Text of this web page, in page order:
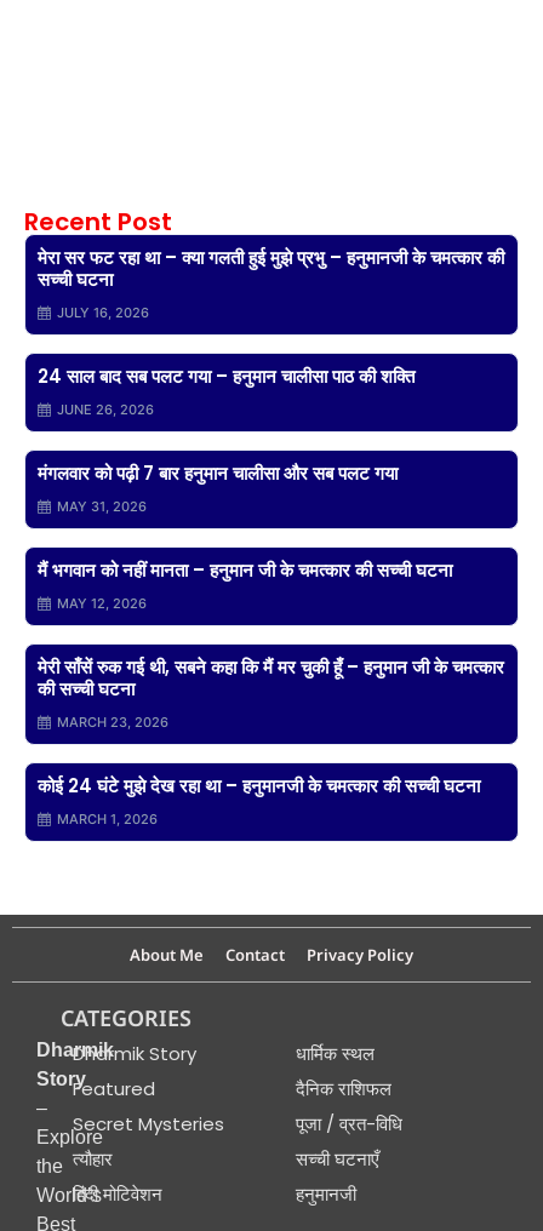
Recent Post
मेरा सर फट रहा था – क्या गलती हुई मुझे प्रभु – हनुमानजी के चमत्कार की
सच्ची घटना
JULY 16, 2026
24 साल बाद सब पलट गया – हनुमान चालीसा पाठ की शक्ति
JUNE 26, 2026
मंगलवार को पढ़ी 7 बार हनुमान चालीसा और सब पलट गया
MAY 31, 2026
मैं भगवान को नहीं मानता – हनुमान जी के चमत्कार की सच्ची घटना
MAY 12, 2026
मेरी साँसें रुक गई थी, सबने कहा कि मैं मर चुकी हूँ – हनुमान जी के चमत्कार
की सच्ची घटना
MARCH 23, 2026
कोई 24 घंटे मुझे देख रहा था – हनुमानजी के चमत्कार की सच्ची घटना
MARCH 1, 2026
About Me Contact Privacy Policy
Dharmik
Story
–
Explore
the
World’s
Best
CATEGORIES
Dharmik Story
Featured
Secret Mysteries
त्यौहार
हिंदी मोटिवेशन
धार्मिक स्थल
दैनिक राशिफल
पूजा / व्रत-विधि
सच्ची घटनाएँ
हनुमानजी